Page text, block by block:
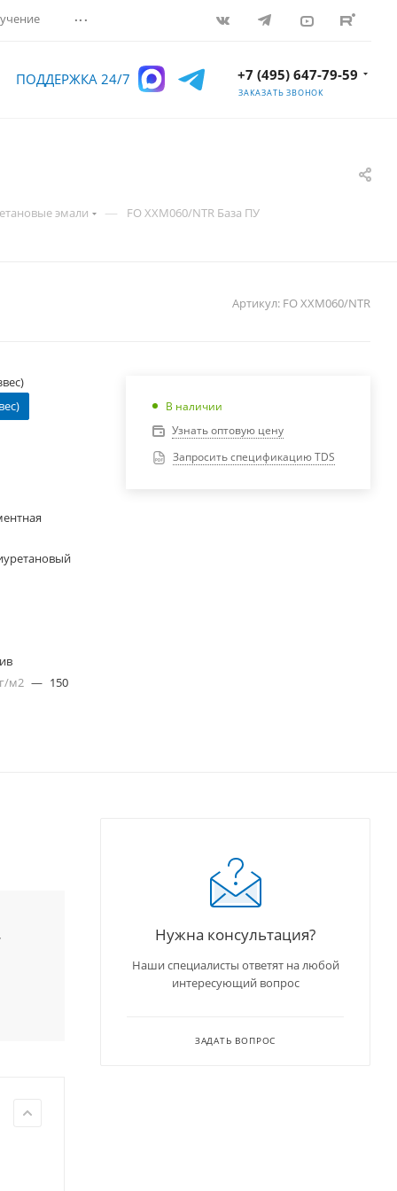
...
ПОДДЕРЖКА 24/7 +7 (495) 647-79-59
ЗАКАЗАТЬ ЗВОНОК
эмали — FO ХХM060/NTR База ПУ
Артикул: FO XXM060/NTR
м2 — 150
В наличии
Узнать оптовую цену
Запросить спецификацию TDS
Нужна консультация?
Наши специалисты ответят на любой
интересующий вопрос
ЗАДАТЬ ВОПРОС